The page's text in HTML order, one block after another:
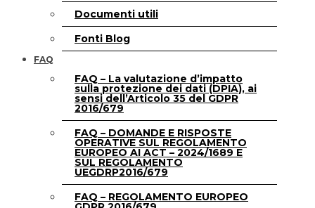
Documenti utili
Fonti Blog
FAQ
FAQ – La valutazione d’impatto
sulla protezione dei dati (DPIA), ai
sensi dell’Articolo 35 del GDPR
2016/679
FAQ – DOMANDE E RISPOSTE
OPERATIVE SUL REGOLAMENTO
EUROPEO AI ACT – 2024/1689 E
SUL REGOLAMENTO
UEGDRP2016/679
FAQ – REGOLAMENTO EUROPEO